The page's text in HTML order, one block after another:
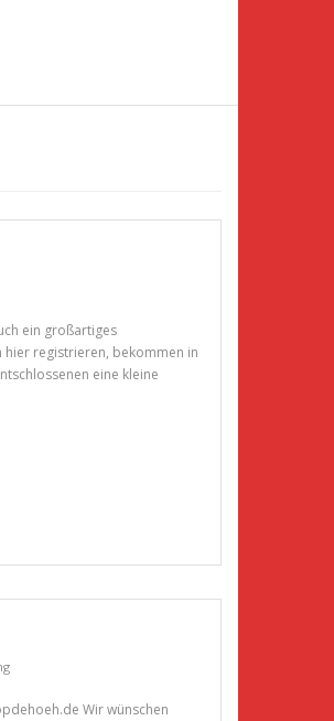
ein großartiges
hier registrieren, bekommen in
eine kleine
Wir wünschen